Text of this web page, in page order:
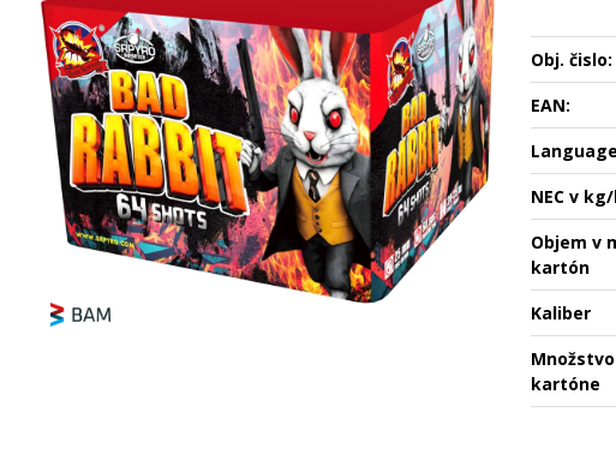
Obj. čislo:
EAN:
Language
NEC v
Objem v
kartón
Kaliber
kartóne